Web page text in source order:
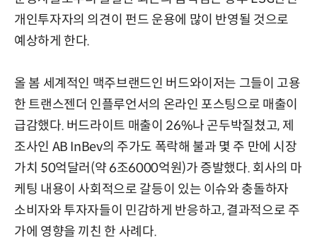
개인투자자의 의견이 펀드 운용에 많이 반영될 것으로
예상하게 한다.
올 봄 세계적인 맥주브랜드인 버드와이저는 그들이 고용
한 트랜스젠더 인플루언서의 온라인 포스팅으로 매출이
급감했다. 버드라이트 매출이 26%나 곤두박질쳤고, 제
조사인 AB InBev의 주가도 폭락해 불과 몇 주 만에 시장
가치 50억달러(약 6조6000억원)가 증발했다. 회사의 마
케팅 내용이 사회적으로 갈등이 있는 이슈와 충돌하자
소비자와 투자자들이 민감하게 반응하고, 결과적으로 주
가에 영향을 끼친 한 사례다.